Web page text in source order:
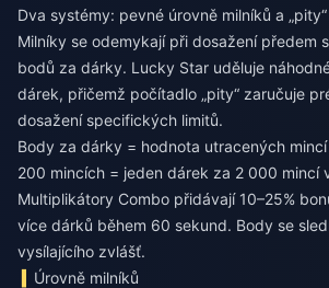
Dva systémy: pevné úrovně milníků a
Milníky se odemykají při dosažení předem
bodů za dárky. Lucky Star uděluje
dárek, přičemž počítadlo „pity“ zaručuje
dosažení specifických limitů.
Body za dárky = hodnota utracených
200 mincích = jeden dárek za 2 000 mincí
Multiplikátory Combo přidávají 10–25%
více dárků během 60 sekund. Body se
vysílajícího zvlášť.
Úrovně milníků